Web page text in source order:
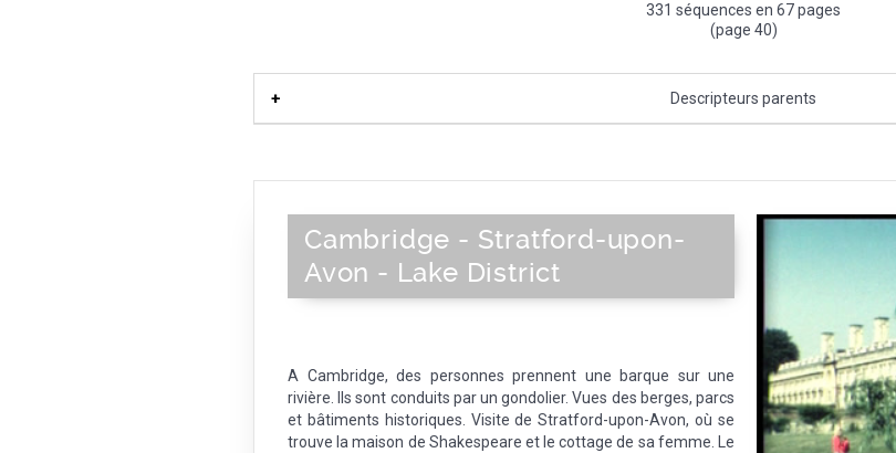
331 séquences en 67 pages
(page 40)
Descripteurs parents
Cambridge - Stratford-upon-
Avon - Lake District
A Cambridge, des personnes prennent une barque sur une
rivière. Ils sont conduits par un gondolier. Vues des berges, parcs
et bâtiments historiques. Visite de Stratford-upon-Avon, où se
trouve la maison de Shakespeare et le cottage de sa femme. Le